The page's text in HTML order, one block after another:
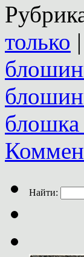
только |
Найти: